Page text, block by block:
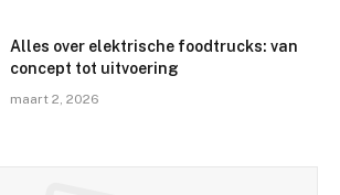
Alles over elektrische foodtrucks: van
concept tot uitvoering
maart 2, 2026